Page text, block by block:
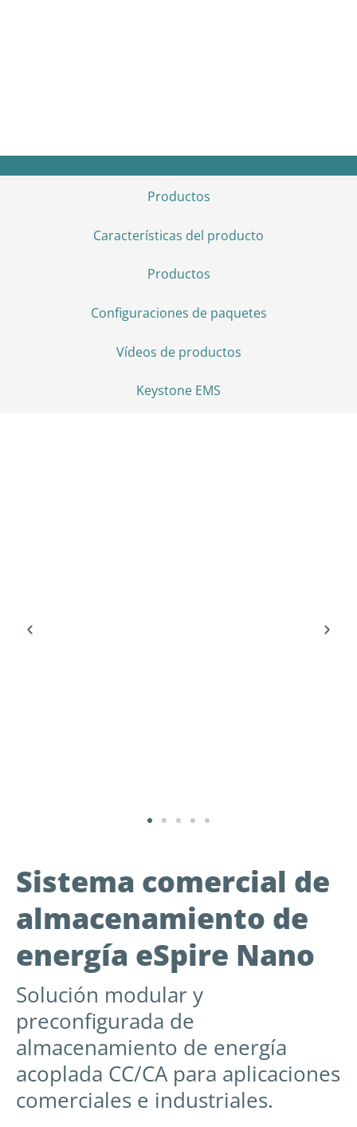
Productos
Características del producto
Productos
Configuraciones de paquetes
Vídeos de productos
Keystone EMS
Sistema comercial de
almacenamiento de
energía eSpire Nano
Solución modular y
preconfigurada de
almacenamiento de energía
acoplada CC/CA para aplicaciones
comerciales e industriales.